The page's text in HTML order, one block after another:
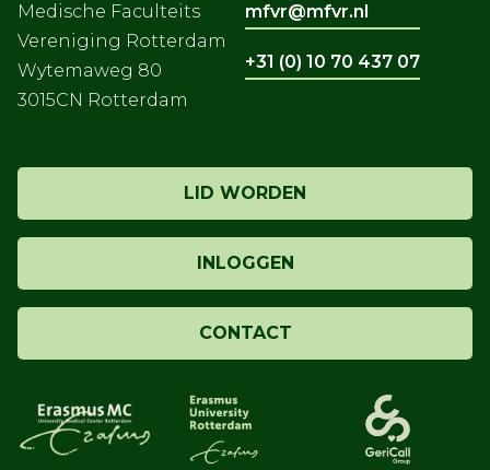
Medische Faculteits
Vereniging Rotterdam
Wytemaweg 80
3015CN Rotterdam
LID WORDEN
INLOGGEN
CONTACT
mfvr@mfvr.nl
+31 (0) 10 70 437 07